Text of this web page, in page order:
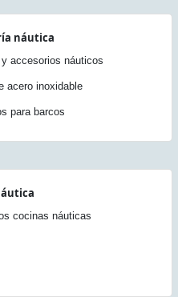
náutica
accesorios náuticos
acero inoxidable
para barcos
cocinas náuticas